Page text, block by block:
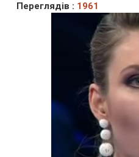
Переглядів : 1961